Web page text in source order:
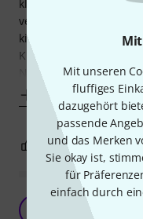
Mit unseren
fluffiges
dazugehört
passende
und das Merken
Sie okay ist,
für
einfach durch
klare Vorteil der Pro
verstärkt, so dass die
kippt. Außerdem kann
Klettverschlüsse die
Nachteil: dadurch
Mehr anzeigen
0
super Tasche